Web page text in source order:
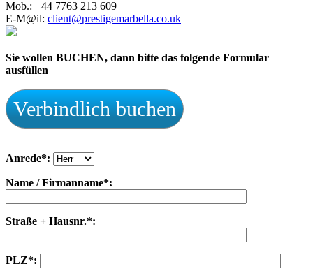
Mob.: +44 7763 213 609
E-M@il: client@prestigemarbella.co.uk
Sie wollen BUCHEN, dann bitte das folgende Formular
ausfüllen
Verbindlich buchen
Anrede*:
Name / Firmanname*:
Straße + Hausnr.*:
PLZ*: